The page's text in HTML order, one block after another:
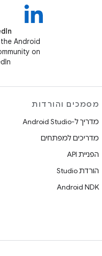
Android
on
מסמכים והורדות
מדריך ל-Android Studio
מדריכים למפתחים
הפניית API
הורדת Studio
Android NDK